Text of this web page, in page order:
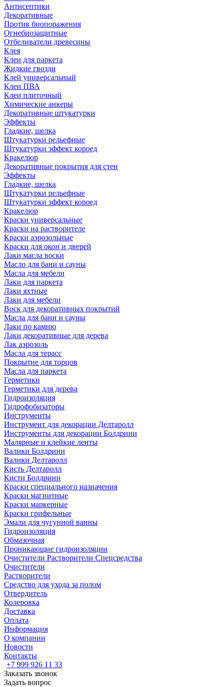
Антисептики
Декоративные
Против биопоражения
Огнебиозащитные
Отбеливатели древесины
Клея
Клеи для паркета
Жидкие гвозди
Клей универсальный
Клеи ПВА
Клеи плиточный
Химические анкеры
Декоративные штукатурки
Эффекты
Гладкие, шелка
Штукатурки рельефные
Штукатурки эффект короед
Кракелюр
Декоративные покрытия для стен
Эффекты
Гладкие, шелка
Штукатурки рельефные
Штукатурки эффект короед
Кракелюр
Краски универсальные
Краски на растворителе
Краски аэрозольные
Краски для окон и дверей
Лаки масла воски
Масло для бани и сауны
Масла для мебели
Лаки для паркета
Лаки яхтные
Лаки для мебели
Воск для декоративных покрытий
Масла для бани и сауны
Лаки по камню
Лаки декоративные для дерева
Лак аэрозоль
Масла для терасс
Покрытие для торцов
Масла для паркета
Герметики
Герметики для дерева
Гидроизоляция
Гидрофобизаторы
Инструменты
Инструмент для декорации Делтаролл
Инструменты для декорации Болдрини
Малярные и клейкие ленты
Валики Болдрини
Валики Делтаролл
Кисть Делтаролл
Кисти Болдрини
Краски специального назначения
Краски магнитные
Краски маркерные
Краски грифельные
Эмали для чугунной ванны
Гидроизоляция
Обмазочная
Проникающие гидроизоляции
Очистители Растворители Спецсредства
Очистители
Растворители
Средство для ухода за полом
Отвердитель
Колеровка
Доставка
Оплата
Информация
О компании
Новости
Контакты
+7 999 926 11 33
Заказать звонок
Задать вопрос